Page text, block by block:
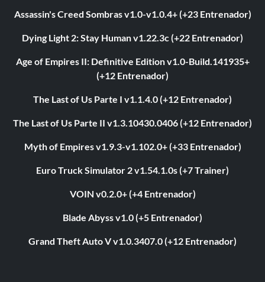
Assassin's Creed Sombras v1.0-v1.0.4+ (+23 Entrenador)
Dying Light 2: Stay Human v1.22.3c (+22 Entrenador)
Age of Empires II: Definitive Edition v1.0-Build.141935+
(+12 Entrenador)
The Last of Us Parte I v1.1.4.0 (+12 Entrenador)
The Last of Us Parte II v1.3.10430.0406 (+12 Entrenador)
Myth of Empires v1.9.3-v1.102.0+ (+33 Entrenador)
Euro Truck Simulator 2 v1.54.1.0s (+7 Trainer)
VOIN v0.2.0+ (+4 Entrenador)
Blade Abyss v1.0 (+5 Entrenador)
Grand Theft Auto V v1.0.3407.0 (+12 Entrenador)